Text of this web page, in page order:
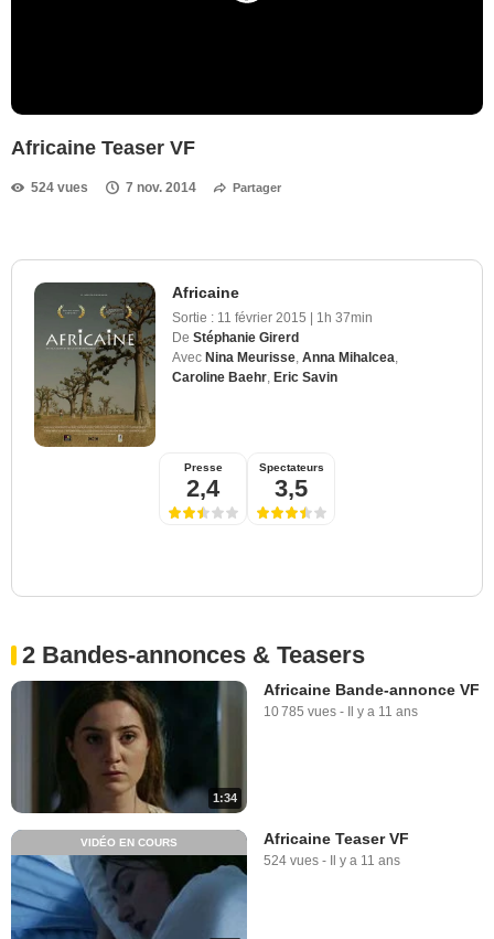
Africaine Teaser VF
524 vues 7 nov. 2014 Partager
Africaine
Sortie : 11 février 2015 | 1h 37min
De Stéphanie Girerd
Avec Nina Meurisse Anna Mihalcea
Caroline Baehr Eric Savin
Presse
2,4
Spectateurs
3,5
2 Bandes-annonces & Teasers
1:34
Africaine Bande-annonce VF
10 785 vues - Il y a 11 ans
VIDÉO EN COURS Africaine Teaser VF
524 vues - Il y a 11 ans